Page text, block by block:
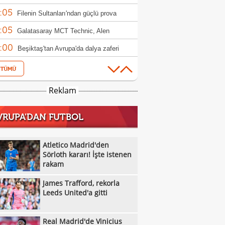
Filenin Sultanları'ndan güçlü prova
Galatasaray MCT Technic, Alen
kadrosuna kattı
Beşiktaş'tan Avrupa'da dalya zaferi
Beşiktaş Kadın Futbol Takımı, üç golle
Emirhan Topçu: "Topun oraya geleceğini
Beşiktaş'ta inanılmaz rakam: Alexander
Galatasaray'dan suç duyurusu
James Trafford, rekorla Leeds United'a
Kassoum Ouattara, 6 dakikada kırmızı
gördü!Aleksey Batrakov için Galatasaray
Reklam
FUTBOL
Atletico Madrid'den
Sörloth kararı! İşte istenen
rakam
James Trafford, rekorla
Leeds United'a gitti
Real Madrid'de Vinicius